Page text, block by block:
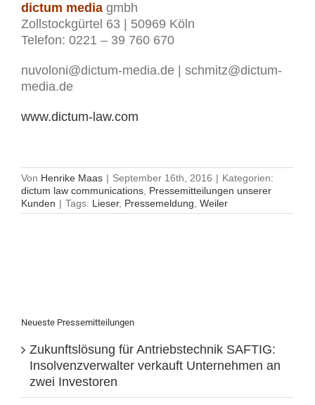
dictum media gmbh
Zollstockgürtel 63 | 50969 Köln
Telefon: 0221 – 39 760 670
nuvoloni@dictum-media.de | schmitz@dictum-
media.de
www.dictum-law.com
Von Henrike Maas | September 16th, 2016 | Kategorien:
dictum law communications Pressemitteilungen unserer
Kunden | Tags: Lieser, Pressemeldung Weiler
Neueste Pressemitteilungen
Zukunftslösung für Antriebstechnik SAFTIG:
Insolvenzverwalter verkauft Unternehmen an
zwei Investoren